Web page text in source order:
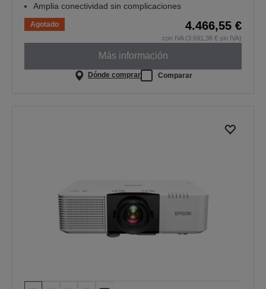
Amplia conectividad sin complicaciones
Agotado 4.466,55 €
con IVA (3.691,36 € sin IVA)
Más información
Dónde comprar Comparar